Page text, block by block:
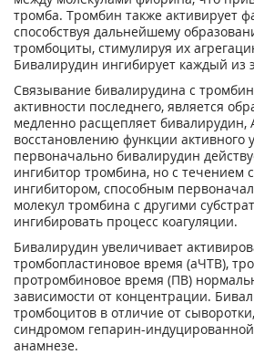
тромба. Тромбин также активирует
способствуя дальнейшему
тромбоциты, стимулируя их
Бивалирудин ингибирует каждый из
Связывание бивалирудина с
активности последнего, является
медленно расщепляет бивалирудин,
восстановлению функции активного
первоначально бивалирудин
ингибитор тромбина, но с течением
ингибитором, способным
молекул тромбина с другими
ингибировать процесс коагуляции.
Бивалирудин увеличивает
тромбопластиновое время (аЧТВ),
протромбиновое время (ПВ)
зависимости от концентрации.
тромбоцитов в отличие от
синдромом гепарин-
анамнезе.